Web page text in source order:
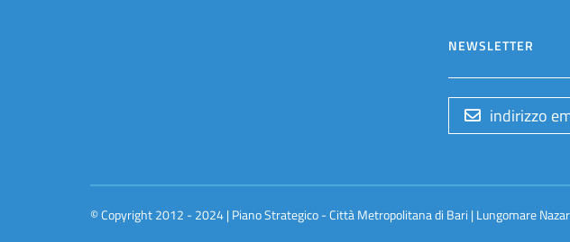
NEWSLETTER
© Copyright 2012 - 2024 | Piano Strategico - Città Metropolitana di Bari | Lungomare